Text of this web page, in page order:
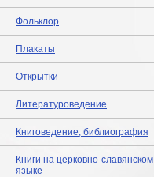
Фольклор
Плакаты
Открытки
Литературоведение
Книговедение, библиография
Книги на церковно-славянском
языке